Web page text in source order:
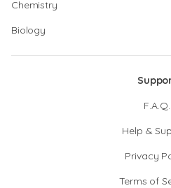
Chemistry
Biology
F.A.Q.
Help &
Privacy
Terms of